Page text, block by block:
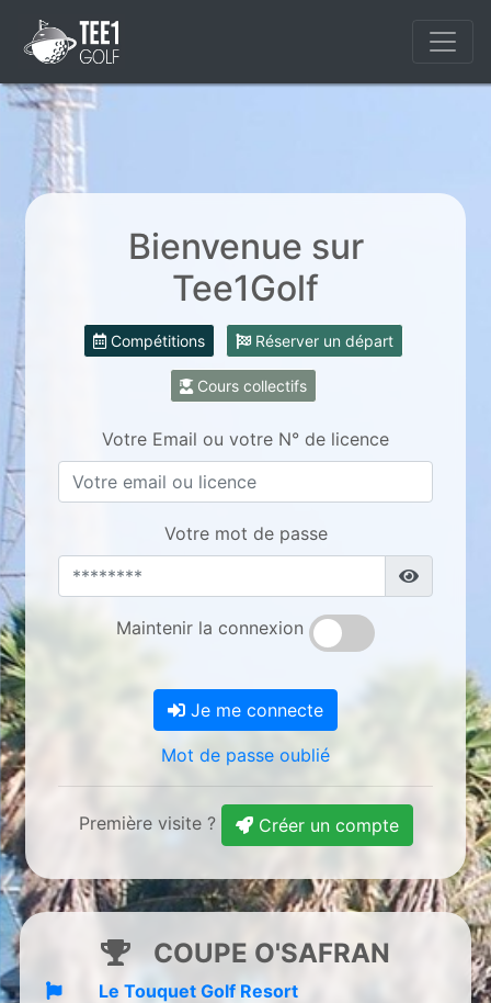
Bienvenue sur
Tee1Golf
Compétitions Réserver un départ
Cours collectifs
Votre Email ou votre N° de licence
Votre mot de passe
Maintenir la connexion
Je me connecte
Mot de passe oublié
Première visite ? Créer un compte
COUPE O'SAFRAN
Le Touquet Golf Resort